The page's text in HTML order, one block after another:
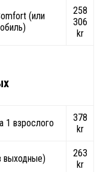
(или
258
306
kr
1 взрослого
378
kr
выходные)
263
kr